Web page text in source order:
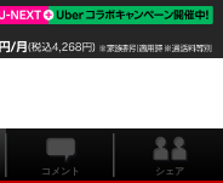
コメント シェア